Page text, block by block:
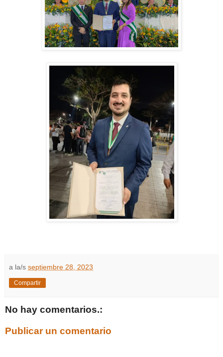
a la/s septiembre 28, 2023
Compartir
No hay comentarios.:
Publicar un comentario